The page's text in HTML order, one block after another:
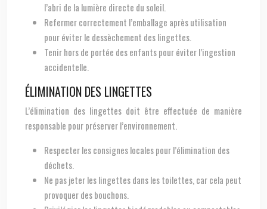
l’abri de la lumière directe du soleil.
Refermer correctement l’emballage après utilisation
pour éviter le dessèchement des lingettes.
Tenir hors de portée des enfants pour éviter l’ingestion
accidentelle.
ÉLIMINATION DES LINGETTES
L’élimination des lingettes doit être effectuée de manière
responsable pour préserver l’environnement.
Respecter les consignes locales pour l’élimination des
déchets.
Ne pas jeter les lingettes dans les toilettes, car cela peut
provoquer des bouchons.